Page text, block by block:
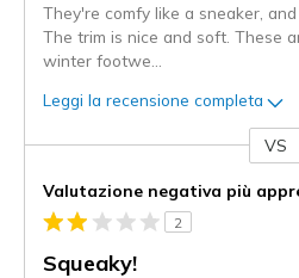
They're comfy like a sneaker,
The trim is nice and soft. These
winter footwe
Leggi la recensione completa
VS
Valutazione negativa più
2
Squeaky!